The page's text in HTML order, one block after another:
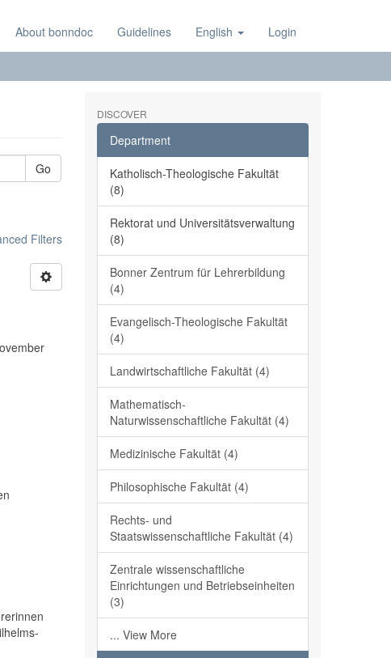
About bonndoc Guidelines English Login
Go
Filters
DISCOVER
Department
Katholisch-Theologische Fakultät
(8)
Rektorat und Universitätsverwaltung
(8)
Bonner Zentrum für Lehrerbildung
(4)
Evangelisch-Theologische Fakultät
(4)
Landwirtschaftliche Fakultät (4)
Mathematisch-
Naturwissenschaftliche Fakultät (4)
Medizinische Fakultät (4)
Philosophische Fakultät (4)
Rechts- und
Staatswissenschaftliche Fakultät (4)
Zentrale wissenschaftliche
Einrichtungen und Betriebseinheiten
(3)
... View More